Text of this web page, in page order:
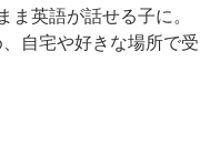
ま英語が話せる子に。
自宅や好きな場所で受